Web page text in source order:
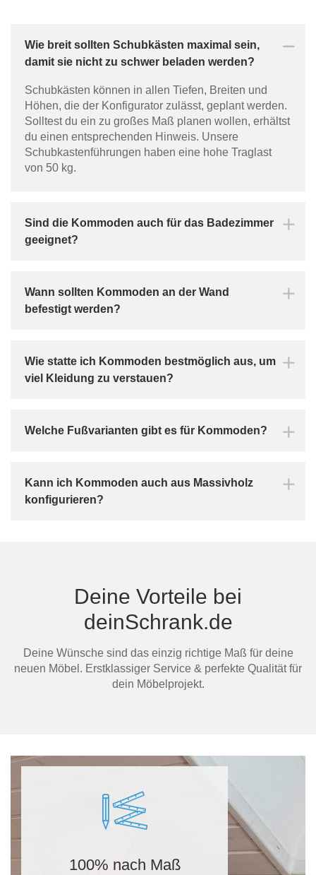
Wie breit sollten Schubkästen maximal sein,
damit sie nicht zu schwer beladen werden?
Schubkästen können in allen Tiefen, Breiten und
Höhen, die der Konfigurator zulässt, geplant werden.
Solltest du ein zu großes Maß planen wollen, erhältst
du einen entsprechenden Hinweis. Unsere
Schubkastenführungen haben eine hohe Traglast
von 50 kg.
Sind die Kommoden auch für das Badezimmer
geeignet?
Wann sollten Kommoden an der Wand
befestigt werden?
Wie statte ich Kommoden bestmöglich aus, um
viel Kleidung zu verstauen?
Welche Fußvarianten gibt es für Kommoden?
Kann ich Kommoden auch aus Massivholz
konfigurieren?
Deine Vorteile bei
deinSchrank.de
Deine Wünsche sind das einzig richtige Maß für deine
neuen Möbel. Erstklassiger Service & perfekte Qualität für
dein Möbelprojekt.
100% nach Maß